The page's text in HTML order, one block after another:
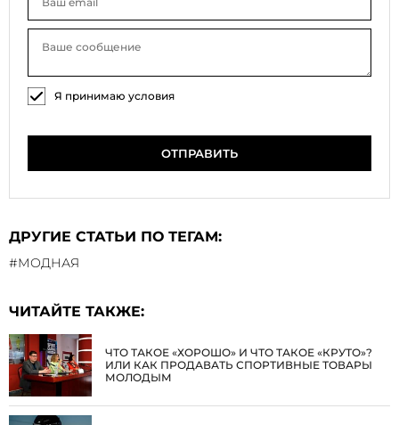
Я принимаю условия
ОТПРАВИТЬ
ДРУГИЕ СТАТЬИ ПО ТЕГАМ:
#МОДНАЯ
ЧИТАЙТЕ ТАКЖЕ:
ЧТО ТАКОЕ «ХОРОШО» И ЧТО ТАКОЕ «КРУТО»?
ИЛИ КАК ПРОДАВАТЬ СПОРТИВНЫЕ ТОВАРЫ
МОЛОДЫМ